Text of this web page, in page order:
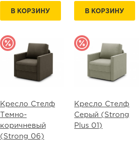
В КОРЗИНУ В КОРЗИНУ
Кресло Стелф
Темно-
коричневый
(Strong 06)
Кресло Стелф
Серый (Strong
Plus 01)